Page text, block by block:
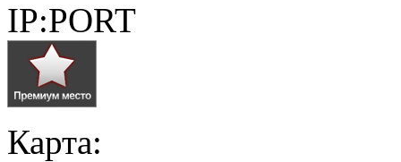
IP:PORT
Карта: